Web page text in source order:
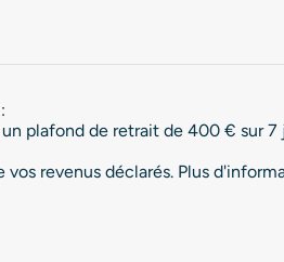
:
plafond de retrait de 400 € sur 7
revenus déclarés. Plus